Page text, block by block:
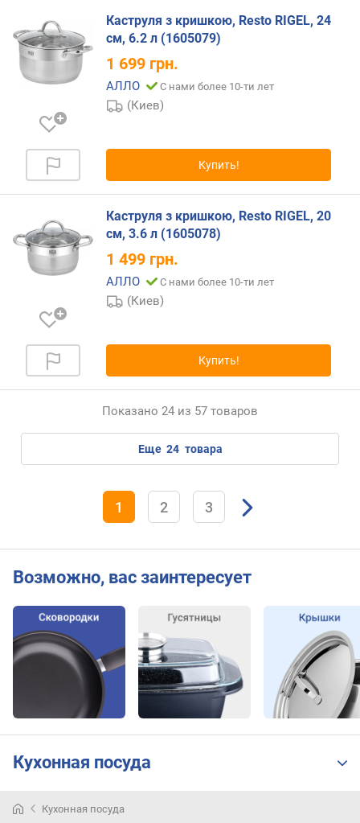
Каструля з кришкою, Resto RIGEL, 24
см, 6.2 л (1605079)
1 699 грн.
АЛЛО С нами более 10-ти лет
(Киев)
Купить!
Каструля з кришкою, Resto RIGEL, 20
см, 3.6 л (1605078)
1 499 грн.
АЛЛО С нами более 10-ти лет
(Киев)
Купить!
Показано 24 из 57 товаров
еще 24 товара
1 2 3
Возможно, вас заинтересует
Кухонная посуда
Кухонная посуда